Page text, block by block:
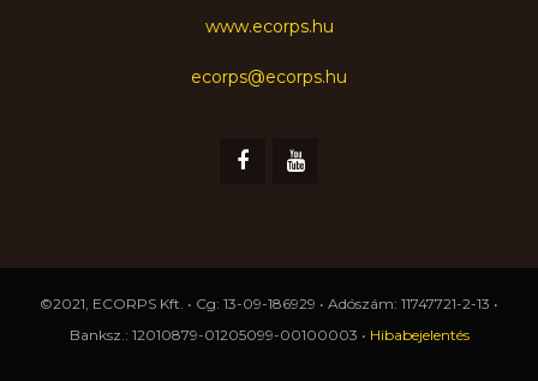
www.ecorps.hu
ecorps@ecorps.hu
©2021, ECORPS Kft. • Cg: 13-09-186929 • Adószám: 11747721-2-13 •
Banksz.: 12010879-01205099-00100003 • Hibabejelentés